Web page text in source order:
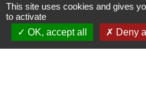
16h (fermé le
E-mail : mairie.danne-
This site uses cookies and gives
to activate
OK, accept all
Deny